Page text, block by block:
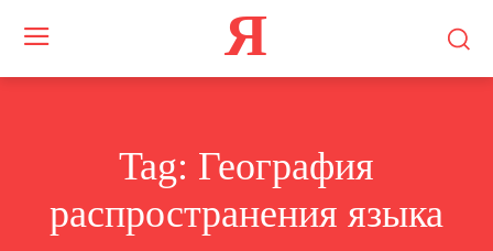
Я
Tag: География
распространения языка